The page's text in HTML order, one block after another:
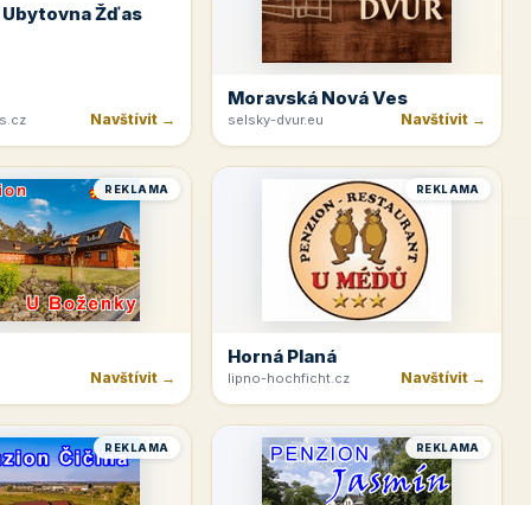
Žďas
Navštívit →
Moravská Nová Ves
selsky-dvur.eu Navštívit →
REKLAMA
Navštívit →
REKLAMA
Horná Planá
lipno-hochficht.cz Navštívit →
REKLAMA REKLAMA